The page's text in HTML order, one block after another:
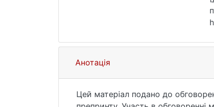
Анотація
Цей матеріал подано до